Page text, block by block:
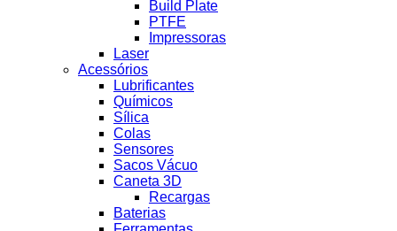
Build Plate
PTFE
Impressoras
Laser
Acessórios
Lubrificantes
Químicos
Sílica
Colas
Sensores
Sacos Vácuo
Caneta 3D
Recargas
Baterias